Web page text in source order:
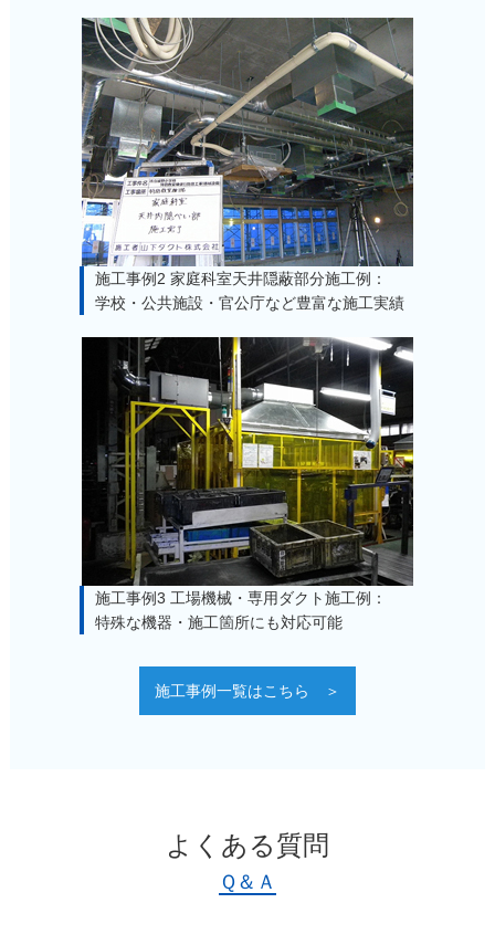
施工事例2 家庭科室天井隠蔽部分施工例：
学校・公共施設・官公庁など豊富な施工実績
施工事例3 工場機械・専用ダクト施工例：
特殊な機器・施工箇所にも対応可能
施工事例一覧はこちら ＞
よくある質問
Ｑ＆Ａ